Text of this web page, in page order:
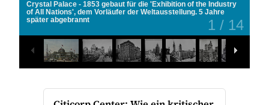
2 / 14
Grand Central Depot 1871 - an seiner Stelle wurde 1913 die
heutige Grand Central Statio errichtet